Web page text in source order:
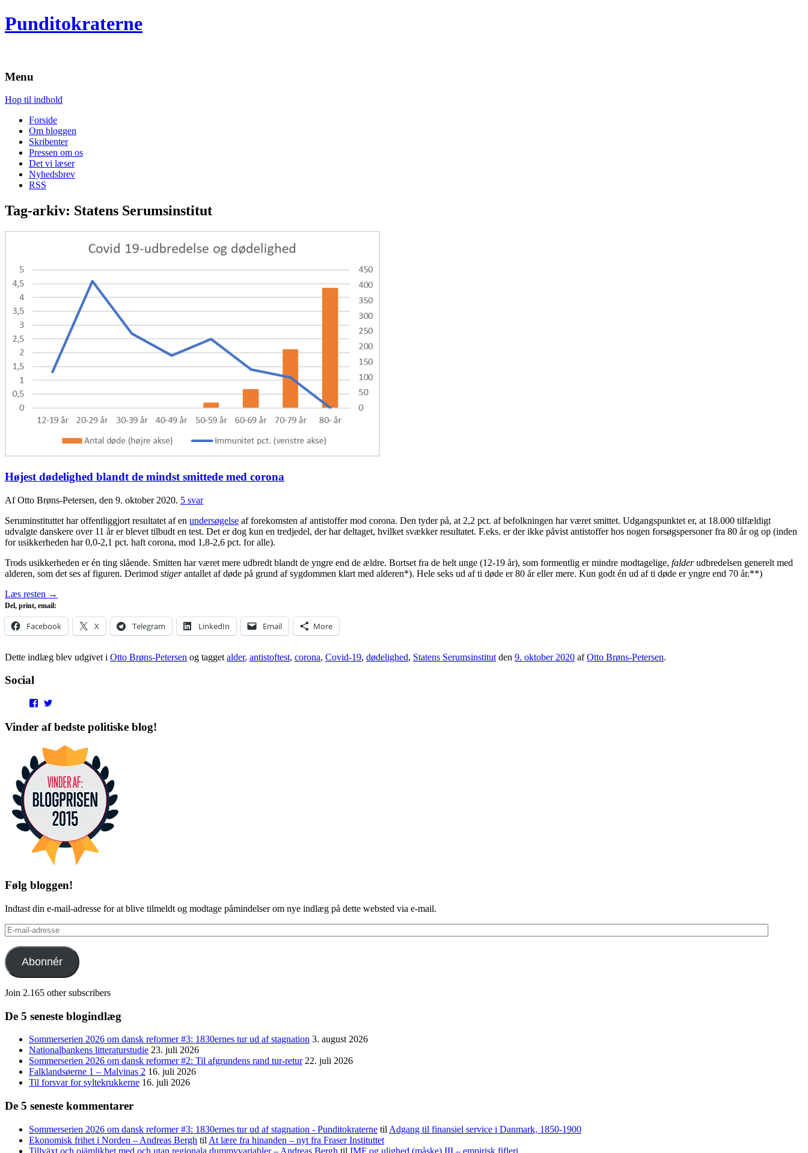
Punditokraterne
Menu
Hop til indhold
Forside
Om bloggen
Skribenter
Pressen om os
Det vi læser
Nyhedsbrev
RSS
Tag-arkiv: Statens Serumsinstitut
Højest dødelighed blandt de mindst smittede med corona
Af Otto Brøns-Petersen, den 9. oktober 2020. 5 svar
Seruminstituttet har offentliggjort resultatet af en undersøgelse af forekomsten af antistoffer mod corona. Den tyder på, at 2,2 pct. af befolkningen har været smittet. Udgangspunktet er, at 18.000 tilfældigt
udvalgte danskere over 11 år er blevet tilbudt en test. Det er dog kun en tredjedel, der har deltaget, hvilket svækker resultatet. F.eks. er der ikke påvist antistoffer hos nogen forsøgspersoner fra 80 år og op (inden
for usikkerheden har 0,0-2,1 pct. haft corona, mod 1,8-2,6 pct. for alle).
Trods usikkerheden er én ting slående. Smitten har været mere udbredt blandt de yngre end de ældre. Bortset fra de helt unge (12-19 år), som formentlig er mindre modtagelige, falderudbredelsen generelt med
alderen, som det ses af figuren. Derimod stigerantallet af døde på grund af sygdommen klart med alderen*). Hele seks ud af ti døde er 80 år eller mere. Kun godt én ud af ti døde er yngre end 70 år.**)
Læs resten →
Del, print, email:
Facebook X Telegram LinkedIn Email More
Dette indlæg blev udgivet i Otto Brøns-Petersen og tagget alder, antistoftest, corona, Covid-19, dødelighed, Statens Serumsinstitut den 9. oktober 2020 afOtto Brøns-Petersen.
Social
View
profile
on
profile
on
Vinder af bedste politiske blog!
Følg bloggen!
Indtast din e-mail-adresse for at blive tilmeldt og modtage påmindelser om nye indlæg på dette websted via e-mail.
E-
mail-
adresse
Abonnér
Join 2.165 other subscribers
De 5 seneste blogindlæg
Sommerserien 2026 om dansk reformer #3: 1830ernes tur ud af stagnation 3. august 2026
Nationalbankens litteraturstudie 23. juli 2026
Sommerserien 2026 om dansk reformer #2: Til afgrundens rand tur-retur 22. juli 2026
Falklandsøerne 1 – Malvinas 2 16. juli 2026
Til forsvar for syltekrukkerne 16. juli 2026
De 5 seneste kommentarer
Sommerserien 2026 om dansk reformer #3: 1830ernes tur ud af stagnation - Punditokraterne til Adgang til finansiel service i Danmark, 1850-1900
Ekonomisk frihet i Norden – Andreas Bergh til At lære fra hinanden – nyt fra Fraser Instituttet
Tillväxt och ojämlikhet med och utan regionala dummyvariabler – Andreas Bergh til IMF og ulighed (måske) III – empirisk fifleri